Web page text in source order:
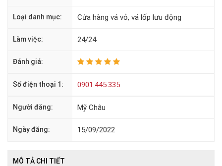
Loại danh mục: Cửa hàng vá vỏ, vá lốp lưu động
Làm việc: 24/24
Đánh giá:
Số điện thoại 1: 0901.445.335
Người đăng: Mỹ Châu
Ngày đăng: 15/09/2022
MÔ TẢ CHI TIẾT